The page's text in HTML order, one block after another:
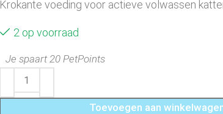
Krokante voeding voor actieve volwassen
2 op voorraad
Je spaart 20 PetPoints
Toevoegen aan